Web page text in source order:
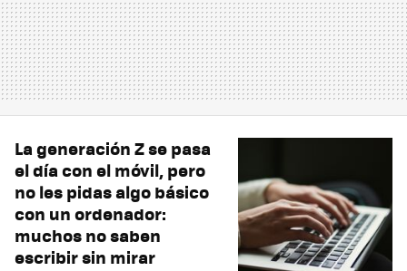
La generación Z se pasa
el día con el móvil, pero
no les pidas algo básico
con un ordenador:
muchos no saben
escribir sin mirar